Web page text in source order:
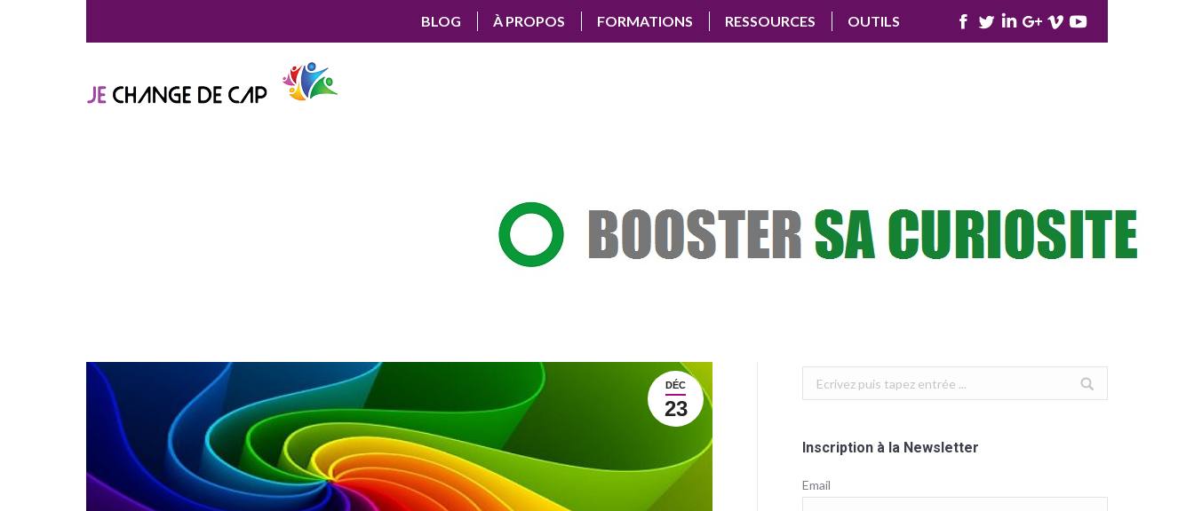
BLOG À PROPOS FORMATIONS RESSOURCES OUTILS
Facebook
TwitterLinkedIn
Google+
VimeoYouTube
DÉC
23
Search:
Inscription à la Newsletter
Email